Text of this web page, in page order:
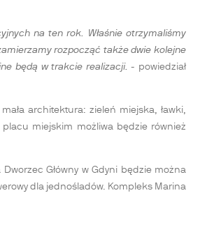
na ten rok. Właśnie otrzymaliśmy
rozpocząć także dwie kolejne
będą w trakcie realizacji. - powiedział
architektura: zieleń miejska, ławki,
miejskim możliwa będzie również
Główny w Gdyni będzie można
dla jednośladów. Kompleks Marina